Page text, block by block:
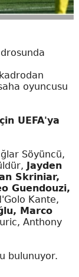
oyuncusu
UEFA'ya
Söyüncü,
Jayden
Skriniar,
Guendouzi,
Kante,
Marco
Anthony
bulunuyor.